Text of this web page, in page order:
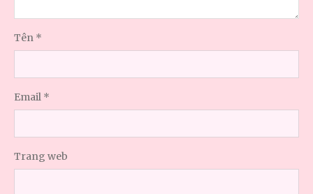
Tên *
Email *
Trang web